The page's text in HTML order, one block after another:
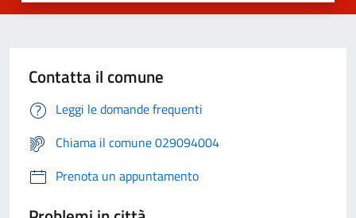
Contatta il comune
Leggi le domande frequenti
Chiama il comune 029094004
Prenota un appuntamento